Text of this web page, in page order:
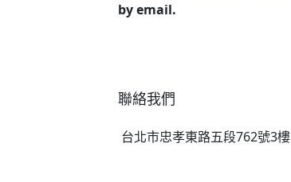
by email.
聯絡我們
台北市忠孝東路五段762號3樓